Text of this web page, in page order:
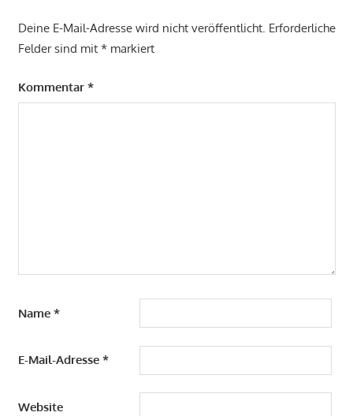
Deine E-Mail-Adresse wird nicht veröffentlicht. Erforderliche
Felder sind mit *markiert
Kommentar *
Name *
E-Mail-Adresse *
Website